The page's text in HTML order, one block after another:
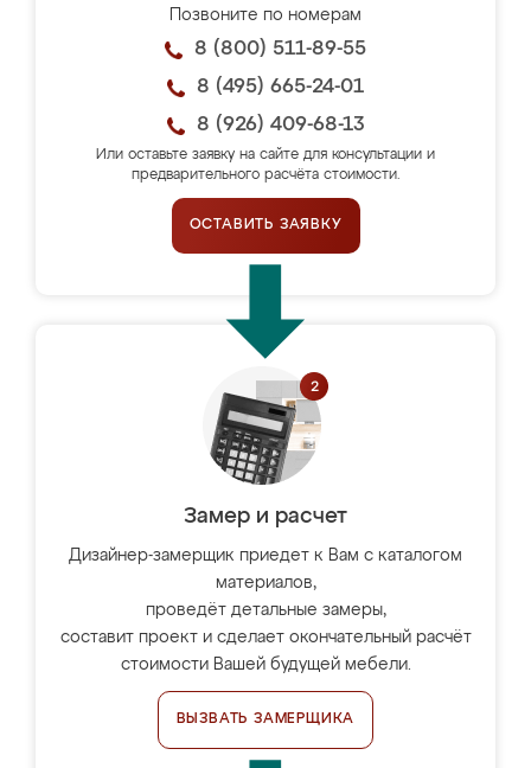
Позвоните по номерам
8 (800) 511-89-55
8 (495) 665-24-01
8 (926) 409-68-13
Или оставьте заявку на сайте для консультации и
предварительного расчёта стоимости.
ОСТАВИТЬ ЗАЯВКУ
Замер и расчет
Дизайнер-замерщик приедет к Вам с каталогом
материалов,
проведёт детальные замеры,
составит проект и сделает окончательный расчёт
стоимости Вашей будущей мебели.
ВЫЗВАТЬ ЗАМЕРЩИКА